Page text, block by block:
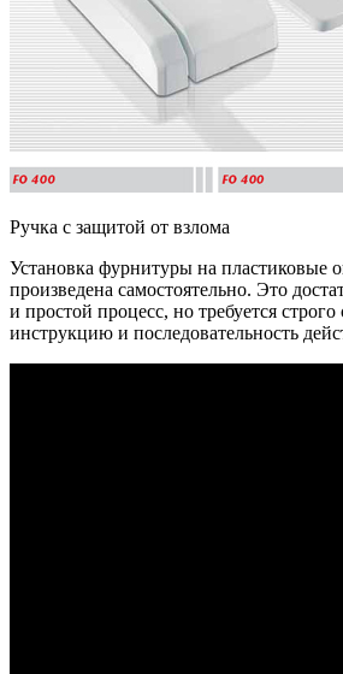
Ручка с защитой от взлома
Установка фурнитуры на пластиковые
произведена самостоятельно. Это
и простой процесс, но требуется строго
инструкцию и последовательность